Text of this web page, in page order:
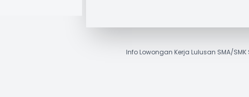
Info Lowongan Kerja Lulusan SMA/